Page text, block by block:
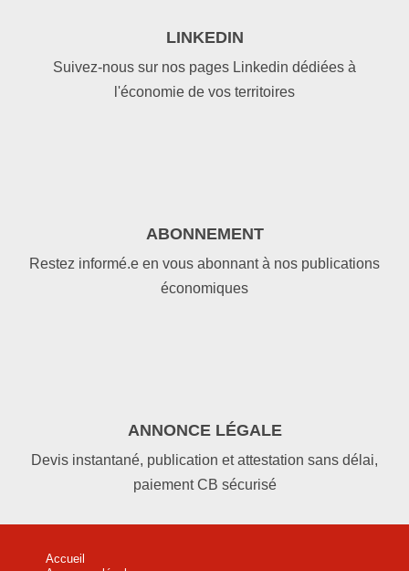
LINKEDIN
Suivez-nous sur nos pages Linkedin dédiées à
l'économie de vos territoires
ABONNEMENT
Restez informé.e en vous abonnant à nos publications
économiques
ANNONCE LÉGALE
Devis instantané, publication et attestation sans délai,
paiement CB sécurisé
Accueil